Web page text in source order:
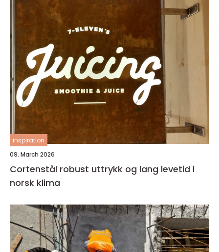
inspiration
09. March 2026
Cortenstål robust uttrykk og lang levetid i
norsk klima